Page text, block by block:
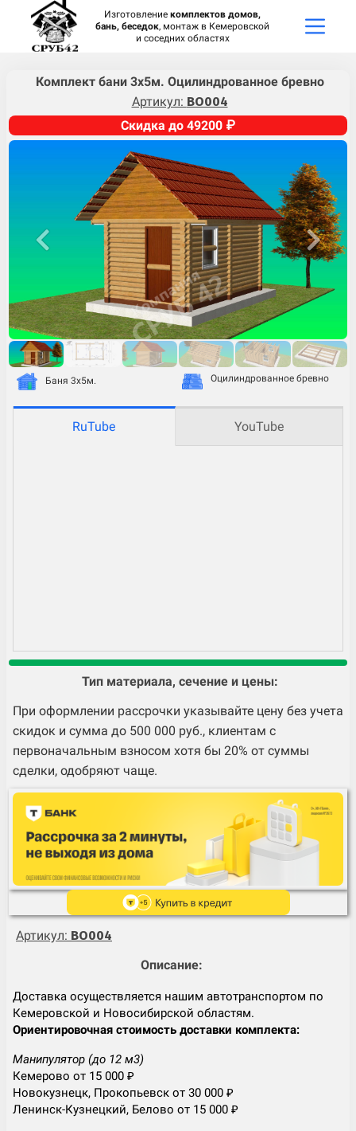
Изготовление комплектов домов,
бань, беседок, монтаж в Кемеровской
и соседних областях
Комплект бани 3х5м. Оцилиндрованное бревно
Артикул: BO004
Скидка до 49200 ₽
Баня 3х5м. Оцилиндрованное бревно
RuTube YouTube
Тип материала, сечение и цены:
При оформлении рассрочки указывайте цену без учета
скидок и сумма до 500 000 руб., клиентам с
первоначальным взносом хотя бы 20% от суммы
сделки, одобряют чаще.
Артикул: BO004
Описание:
Доставка осуществляется нашим автотранспортом по
Кемеровской и Новосибирской областям.
Ориентировочная стоимость доставки комплекта:
Манипулятор (до 12 м3)
Кемерово от 15 000 ₽
Новокузнецк, Прокопьевск от 30 000 ₽
Ленинск-Кузнецкий, Белово от 15 000 ₽